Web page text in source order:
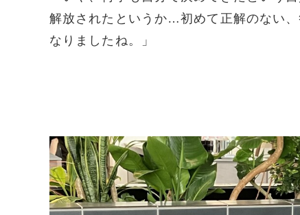
解放されたというか…初めて正解のない
なりましたね。」